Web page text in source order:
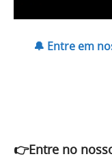
🔔 Entre em
👉Entre no